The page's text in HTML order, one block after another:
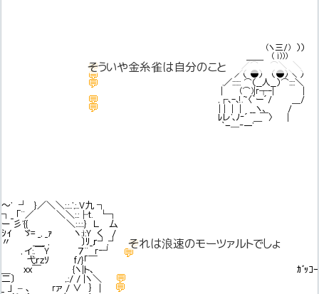
💬
💬
💬
💬
💬
そういや金糸雀は自分のこと
(ヽ三/) ））
＿＿ ( i)))
そういや金糸雀は自分のこと／⌒ ⌒＼ ＼
天才バイオリニストとか言ってたけど／（ ●） （●）＼ ）
バイオリン弾けんのかお？
.／:::::: ⌒（__人__）⌒::::＼
| (⌒)|r┬-| |
何かカッケーお！
,┌､-､!.~〈`ー´/ ＿/
キダタローみてーだお
| | | | __ヽ、 /
ﾚレ'､ﾉ‐´ ￣〉 |
｀ｰ—‐一'￣
💬
💬
💬
💬
それは浪速のモーツァルトでしょ
～' ┘ }／＼＼:.:..',:..V九 ┐
┐_ 「¨／ ＼＼:.:├ｔ. └┐
ー 彡'{{ ＼:.:.:.} Ｌ 厶
ｼｲ ゞ= _, _ｧ ヽ:i:Y く /
〃 ＿_ , 〕ﾘ_,ｒ┘,┘
, イ:.￣Y ７¨ r‐┘
弋ｒｚｿ ｆ/}｢￣
＿ ｘｘ￣ {ヽ|ト､ ｶﾞｯｺｰ
二〕 ,.:/ / |ヽ＼
_ 」 – ､ rァ / ∨ ｝ |